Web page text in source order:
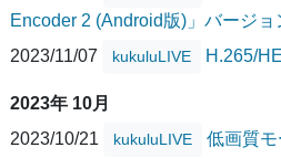
Encoder 2 (Android版)」バージ
2023/11/07
kukuluLIVE H.265/
2023年 10月
2023/10/21
kukuluLIVE
低画質モ